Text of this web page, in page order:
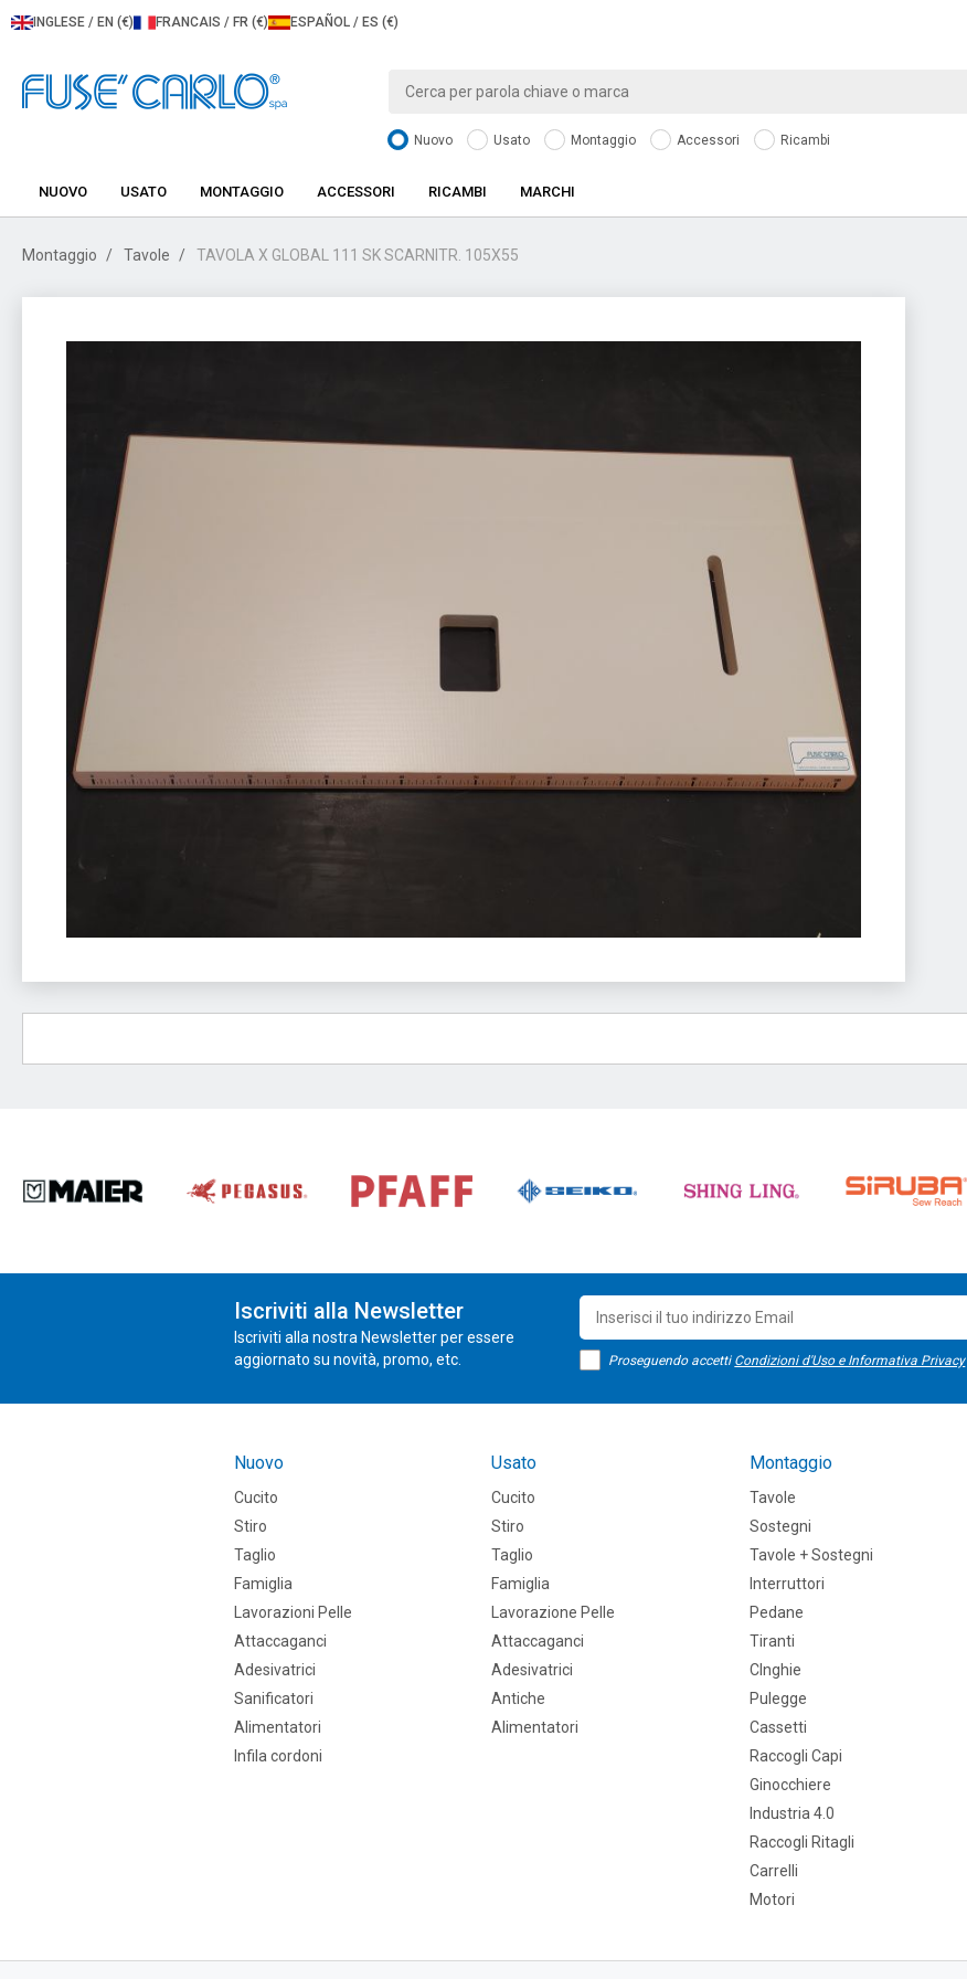
INGLESE / EN (€) FRANCAIS / FR (€) ESPAÑOL / ES (€)
Nuovo Usato Montaggio Accessori Ricambi
NUOVO USATO MONTAGGIO ACCESSORI RICAMBI MARCHI
Montaggio Tavole TAVOLA X GLOBAL 111 SK SCARNITR. 105X55
Iscriviti alla Newsletter
Iscriviti alla nostra Newsletter per essere
aggiornato su novità, promo, etc.
Proseguendo accetti Condizioni d'Uso e Informativa Privacy
Nuovo
Cucito
Stiro
Taglio
Famiglia
Lavorazioni Pelle
Attaccaganci
Adesivatrici
Sanificatori
Alimentatori
Infila cordoni
Usato
Cucito
Stiro
Taglio
Famiglia
Lavorazione Pelle
Attaccaganci
Adesivatrici
Antiche
Alimentatori
Montaggio
Tavole
Sostegni
Tavole + Sostegni
Interruttori
Pedane
Tiranti
CInghie
Pulegge
Cassetti
Raccogli Capi
Ginocchiere
Industria 4.0
Raccogli Ritagli
Carrelli
Motori